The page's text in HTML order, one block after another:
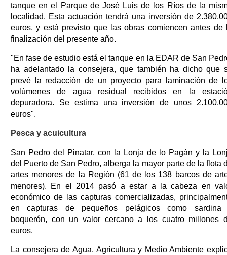
tanque en el Parque de José Luis de los Ríos de la
localidad. Esta actuación tendrá una inversión de
euros, y está previsto que las obras comiencen antes de
finalización del presente año.
"En fase de estudio está el tanque en la EDAR de San
ha adelantado la consejera, que también ha dicho que
prevé la redacción de un proyecto para laminación de
volúmenes de agua residual recibidos en la
depuradora. Se estima una inversión de unos
euros".
Pesca y acuicultura
San Pedro del Pinatar, con la Lonja de lo Pagán y la
del Puerto de San Pedro, alberga la mayor parte de la flota
artes menores de la Región (61 de los 138 barcos de
menores). En el 2014 pasó a estar a la cabeza en
económico de las capturas comercializadas,
en capturas de pequeños pelágicos como sardina
boquerón, con un valor cercano a los cuatro millones
euros.
La consejera de Agua, Agricultura y Medio Ambiente